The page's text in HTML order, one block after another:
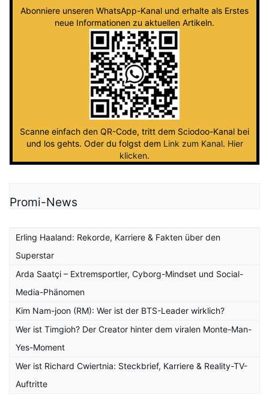
Abonniere unseren WhatsApp-Kanal und erhalte als Erstes
neue Informationen zu aktuellen Artikeln.
Scanne einfach den QR-Code, tritt dem Sciodoo-Kanal bei
und los gehts. Oder du folgst dem Link zum Kanal. Hier
klicken.
Promi-News
Erling Haaland: Rekorde, Karriere & Fakten über den
Superstar
Arda Saatçi – Extremsportler, Cyborg-Mindset und Social-
Media-Phänomen
Kim Nam-joon (RM): Wer ist der BTS-Leader wirklich?
Wer ist Timgioh? Der Creator hinter dem viralen Monte-Man-
Yes-Moment
Wer ist Richard Cwiertnia: Steckbrief, Karriere & Reality-TV-
Auftritte